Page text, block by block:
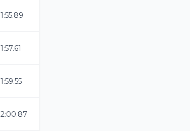
1:55.89
1:57.61
1:59.55
2:00.87